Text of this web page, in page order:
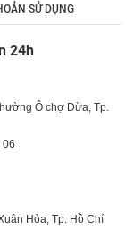
SỬ DỤNG
24h
Ô chợ Dừa, Tp.
06
Hòa, Tp. Hồ Chí